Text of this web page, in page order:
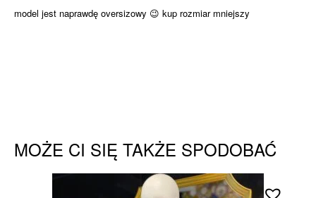
model jest naprawdę oversizowy 😉 kup rozmiar mniejszy
MOŻE CI SIĘ TAKŻE SPODOBAĆ